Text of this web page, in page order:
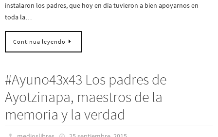
instalaron los padres, que hoy en día tuvieron a bien apoyarnos en
toda la…
Continua leyendo
#Ayuno43x43 Los padres de
Ayotzinapa, maestros de la
memoria y la verdad